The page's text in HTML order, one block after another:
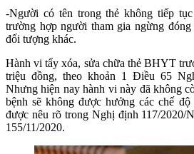
-Người có tên trong thẻ không tiếp
trường hợp người tham gia ngừng
đối tượng khác.
Hành vi tẩy xóa, sửa chữa thẻ BHYT
triệu đồng, theo khoản 1 Điều 65
Nhưng hiện nay hành vi này đã không
bệnh sẽ không được hưởng các chế
được nêu rõ trong Nghị định 117/2020/
155/11/2020.